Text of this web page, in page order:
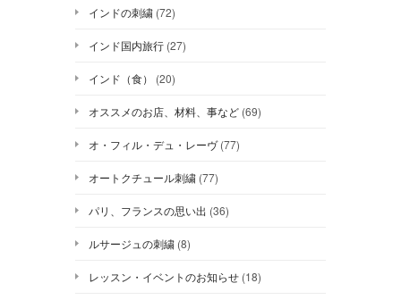
インドの刺繍 (72)
インド国内旅行 (27)
インド（食） (20)
オススメのお店、材料、事など (69)
オ・フィル・デュ・レーヴ(77)
オートクチュール刺繍 (77)
パリ、フランスの思い出 (36)
ルサージュの刺繍 (8)
レッスン・イベントのお知らせ (18)